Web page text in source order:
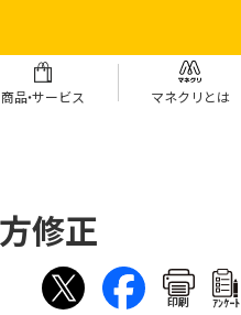
商品・サービス マネクリとは
修正
印刷 ｱﾝｹｰﾄ